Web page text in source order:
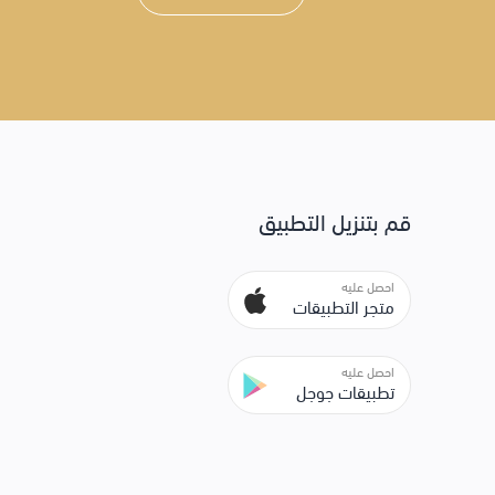
قم بتنزيل التطبيق
احصل عليه
متجر التطبيقات
احصل عليه
تطبيقات جوجل